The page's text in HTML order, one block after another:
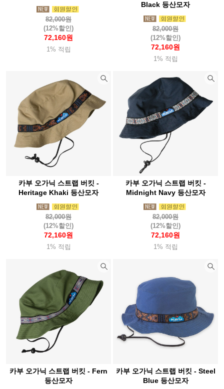
82,000원
(12%할인)
72,160원
1% 적립
Black 등산모자
82,000원
(12%할인)
72,160원
1% 적립
카부 오가닉 스트랩 버킷 -
Heritage Khaki 등산모자
82,000원
(12%할인)
72,160원
1% 적립
카부 오가닉 스트랩 버킷 -
Midnight Navy 등산모자
82,000원
(12%할인)
72,160원
1% 적립
카부 오가닉 스트랩 버킷 - Fern
등산모자
카부 오가닉 스트랩 버킷 - Steel
Blue 등산모자